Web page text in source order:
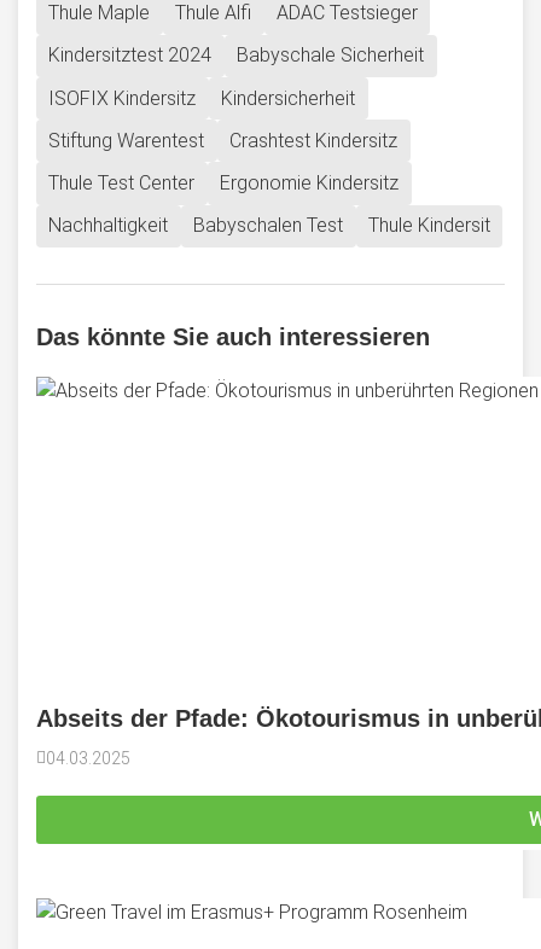
Thule Maple Thule Alfi
ADAC Testsieger
Kindersitztest 2024
Babyschale Sicherheit
ISOFIX Kindersitz
Kindersicherheit
Stiftung Warentest
Crashtest Kindersitz
Thule Test Center
Ergonomie Kindersitz
Nachhaltigkeit
Babyschalen Test Thule Kindersit
Das könnte Sie auch interessieren
Abseits der Pfade: Ökotourismus in
04.03.2025